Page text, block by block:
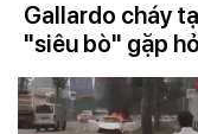
Gallardo cháy
"siêu bò" gặp